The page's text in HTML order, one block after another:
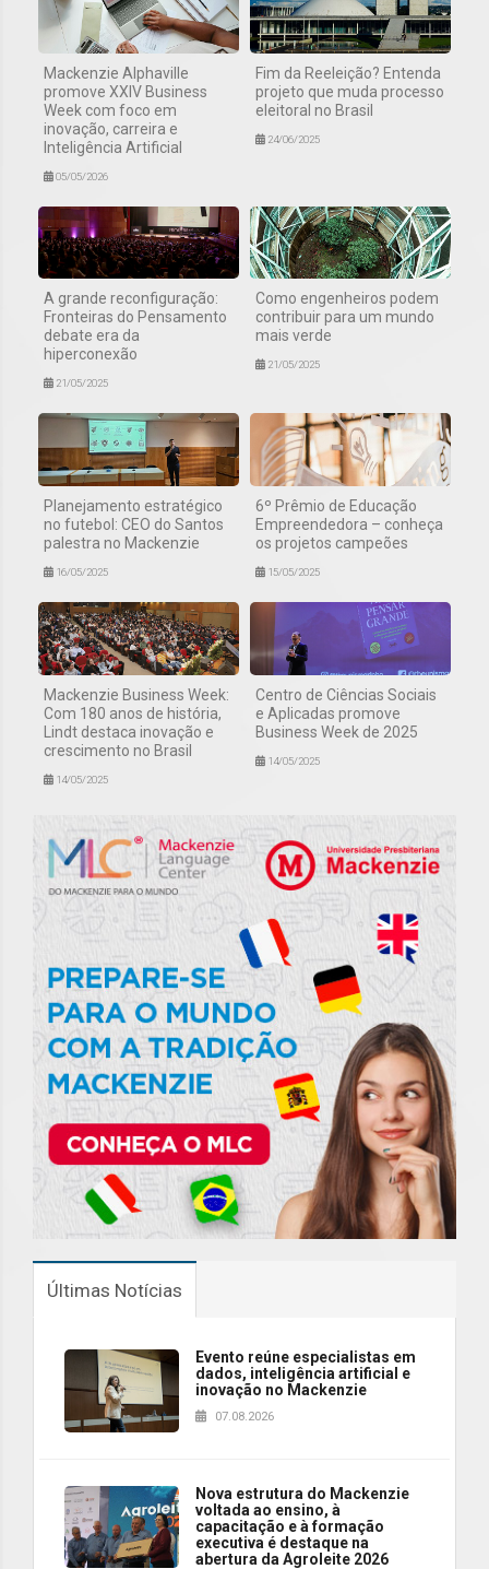
Mackenzie Alphaville
promove XXIV Business
Week com foco em
inovação, carreira e
Inteligência Artificial
05/05/2026
Fim da Reeleição? Entenda
projeto que muda processo
eleitoral no Brasil
24/06/2025
A grande reconfiguração:
Fronteiras do Pensamento
debate era da
hiperconexão
21/05/2025
Como engenheiros podem
contribuir para um mundo
mais verde
21/05/2025
Planejamento estratégico
no futebol: CEO do Santos
palestra no Mackenzie
16/05/2025
6º Prêmio de Educação
Empreendedora – conheça
os projetos campeões
15/05/2025
Mackenzie Business Week:
Com 180 anos de história,
Lindt destaca inovação e
crescimento no Brasil
14/05/2025
Centro de Ciências Sociais
e Aplicadas promove
Business Week de 2025
14/05/2025
Últimas Notícias
Evento reúne especialistas em
dados, inteligência artificial e
inovação no Mackenzie
07.08.2026
Nova estrutura do Mackenzie
voltada ao ensino, à
capacitação e à formação
executiva é destaque na
abertura da Agroleite 2026